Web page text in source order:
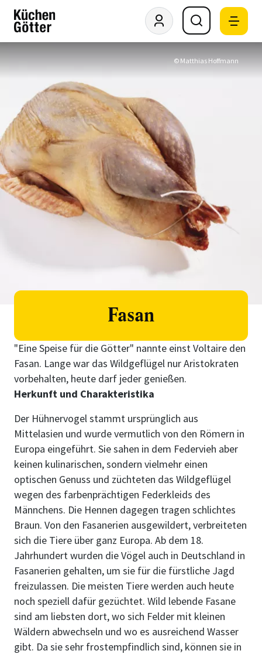
© Matthias Hoffmann
Fasan
"Eine Speise für die Götter" nannte einst Voltaire den
Fasan. Lange war das Wildgeflügel nur Aristokraten
vorbehalten, heute darf jeder genießen.
Herkunft und Charakteristika
Der Hühnervogel stammt ursprünglich aus
Mittelasien und wurde vermutlich von den Römern in
Europa eingeführt. Sie sahen in dem Federvieh aber
keinen kulinarischen, sondern vielmehr einen
optischen Genuss und züchteten das Wildgeflügel
wegen des farbenprächtigen Federkleids des
Männchens. Die Hennen dagegen tragen schlichtes
Braun. Von den Fasanerien ausgewildert, verbreiteten
sich die Tiere über ganz Europa. Ab dem 18.
Jahrhundert wurden die Vögel auch in Deutschland in
Fasanerien gehalten, um sie für die fürstliche Jagd
freizulassen. Die meisten Tiere werden auch heute
noch speziell dafür gezüchtet. Wild lebende Fasane
sind am liebsten dort, wo sich Felder mit kleinen
Wäldern abwechseln und wo es ausreichend Wasser
gibt. Da sie sehr frostempfindlich sind, können sie in